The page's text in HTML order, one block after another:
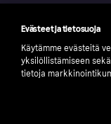
Evästeet ja tietosuoja
Käytämme evästeitä
yksilöllistämiseen
tietoja